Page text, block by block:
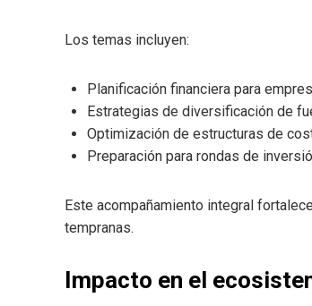
Los temas incluyen:
Planificación financiera para
Estrategias de diversificación de
Optimización de estructuras de
Preparación para rondas de
Este acompañamiento integral
tempranas.
Impacto en el